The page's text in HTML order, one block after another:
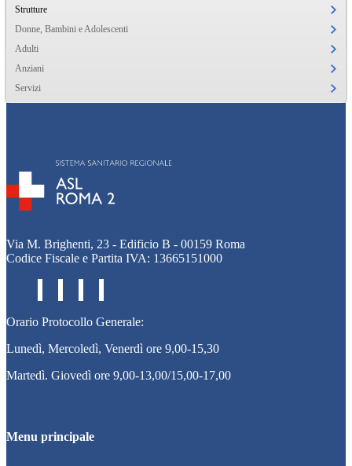
Strutture
Donne, Bambini e Adolescenti
Adulti
Anziani
Servizi
Via M. Brighenti, 23 - Edificio B - 00159 Roma
Codice Fiscale e Partita IVA: 13665151000
Orario Protocollo Generale:
Lunedì, Mercoledì, Venerdì ore 9,00-15,30
Martedì. Giovedì ore 9,00-13,00/15,00-17,00
Menu principale